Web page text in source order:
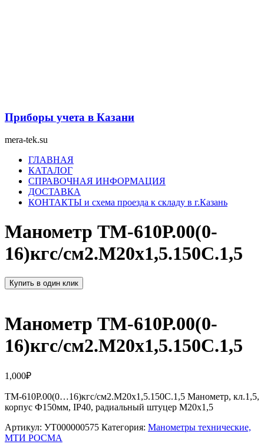
Приборы учета в Казани
mera-tek.su
МенюГЛАВНАЯ
КАТАЛОГ
СПРАВОЧНАЯ ИНФОРМАЦИЯ
ДОСТАВКА
КОНТАКТЫ и схема проезда к складу в г.Казань
Манометр ТМ-610Р.00(0-
16)кгс/см2.M20х1,5.150С.1,5
Купить в один клик
Манометр ТМ-610Р.00(0-
16)кгс/см2.M20х1,5.150С.1,5
1,000₽
ТМ-610Р.00(0…16)кгс/см2.M20х1,5.150С.1,5 Манометр, кл.1,5,
корпус Ф150мм, IP40, радиальный штуцер М20х1,5
Артикул: УТ000000575 Категория: Манометры технические,
МТИ РОСМА